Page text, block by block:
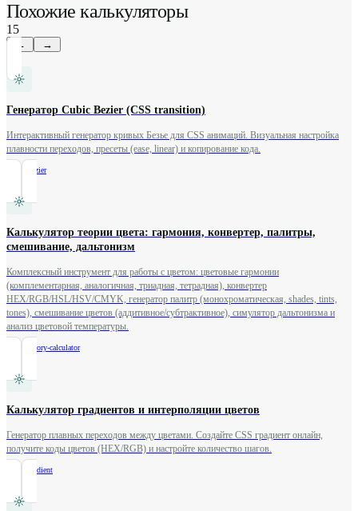
Похожие калькуляторы
15
← →
Генератор Cubic Bezier (CSS transition)
Интерактивный генератор кривых Безье для CSS анимаций. Визуальная настройка
плавности переходов, пресеты (ease, linear) и копирование кода.
cubic-bezier
Калькулятор теории цвета: гармония, конвертер, палитры,
смешивание, дальтонизм
Комплексный инструмент для работы с цветом: цветовые гармонии
(комплементарная, аналогичная, триадная, тетрадная), конвертер
HEX/RGB/HSL/HSV/CMYK, генератор палитр (монохроматическая, shades, tints,
tones), смешивание цветов (аддитивное/субтрактивное), симулятор дальтонизма и
анализ цветовой температуры.
color-theory-calculator
Калькулятор градиентов и интерполяции цветов
Генератор плавных переходов между цветами. Создайте CSS градиент онлайн,
получите коды цветов (HEX/RGB) и настройте количество шагов.
color-gradient